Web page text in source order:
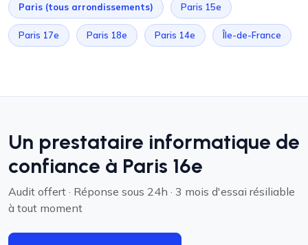
Paris (tous arrondissements) Paris 15e
Paris 17e Paris 18e Paris 14e Île-de-France
Un prestataire informatique de
confiance à Paris 16e
Audit offert · Réponse sous 24h · 3 mois d'essai résiliable
à tout moment